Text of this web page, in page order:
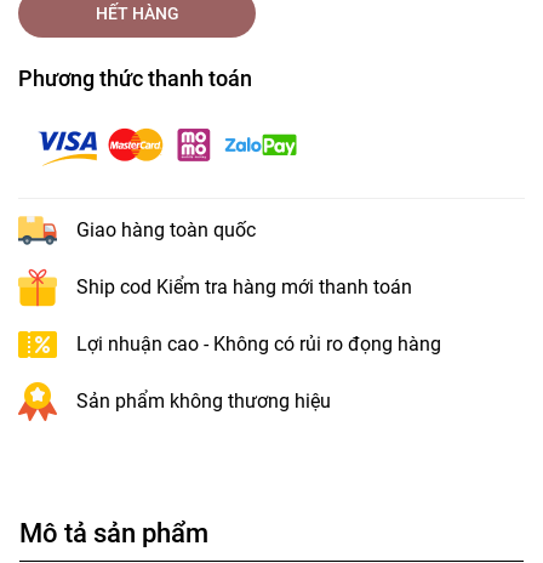
HẾT HÀNG
Phương thức thanh toán
Giao hàng toàn quốc
Ship cod Kiểm tra hàng mới thanh toán
Lợi nhuận cao - Không có rủi ro đọng hàng
Sản phẩm không thương hiệu
Mô tả sản phẩm